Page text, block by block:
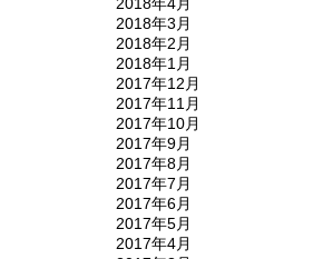
2018年3月
2018年2月
2018年1月
2017年12月
2017年11月
2017年10月
2017年9月
2017年8月
2017年7月
2017年6月
2017年5月
2017年4月